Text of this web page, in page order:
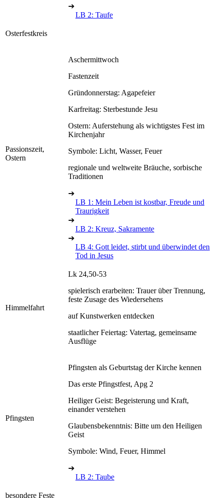
➔
LB 2: Taufe
Osterfestkreis
Passionszeit,
Ostern
Aschermittwoch
Fastenzeit
Gründonnerstag: Agapefeier
Karfreitag: Sterbestunde Jesu
Ostern: Auferstehung als wichtigstes Fest im
Kirchenjahr
Symbole: Licht, Wasser, Feuer
regionale und weltweite Bräuche, sorbische
Traditionen
➔
LB 1: Mein Leben ist kostbar, Freude und
Traurigkeit
➔
LB 2: Kreuz, Sakramente
➔
LB 4: Gott leidet, stirbt und überwindet den
Tod in Jesus
Himmelfahrt
Lk 24,50-53
spielerisch erarbeiten: Trauer über Trennung,
feste Zusage des Wiedersehens
auf Kunstwerken entdecken
staatlicher Feiertag: Vatertag, gemeinsame
Ausflüge
Pfingsten
Pfingsten als Geburtstag der Kirche kennen
Das erste Pfingstfest, Apg 2
Heiliger Geist: Begeisterung und Kraft,
einander verstehen
Glaubensbekenntnis: Bitte um den Heiligen
Geist
Symbole: Wind, Feuer, Himmel
➔
LB 2: Taube
besondere Feste